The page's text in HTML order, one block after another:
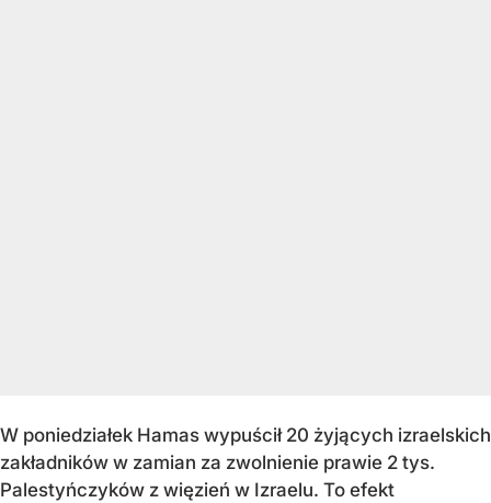
W poniedziałek Hamas wypuścił 20 żyjących izraelskich
zakładników w zamian za zwolnienie prawie 2 tys.
Palestyńczyków z więzień w Izraelu. To efekt